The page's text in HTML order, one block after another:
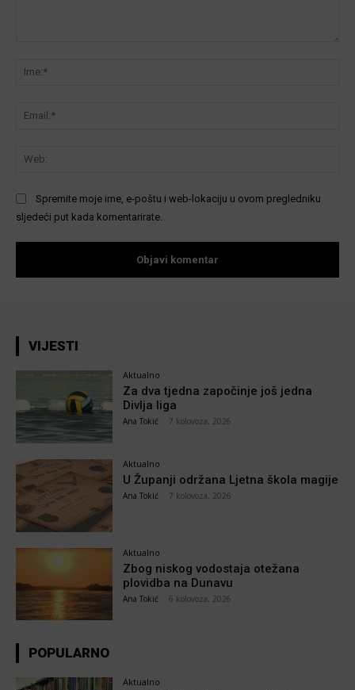
Spremite moje ime, e-poštu i web-lokaciju u ovom pregledniku
sljedeći put kada komentarirate.
VIJESTI
Aktualno
Za dva tjedna započinje još jedna
Divlja liga
Ana Tokić 7 kolovoza, 2026
Aktualno
U Županji održana Ljetna škola magije
Ana Tokić 7 kolovoza, 2026
Aktualno
Zbog niskog vodostaja otežana
plovidba na Dunavu
Ana Tokić 6 kolovoza, 2026
POPULARNO
Aktualno